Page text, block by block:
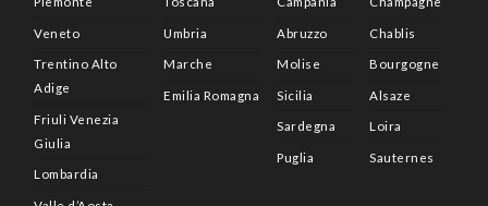
Veneto
Trentino Alto
Adige
Friuli Venezia
Giulia
Lombardia
Umbria
Marche
Emilia Romagna
Abruzzo
Molise
Sicilia
Sardegna
Puglia
Chablis
Bourgogne
Alsaze
Loira
Sauternes